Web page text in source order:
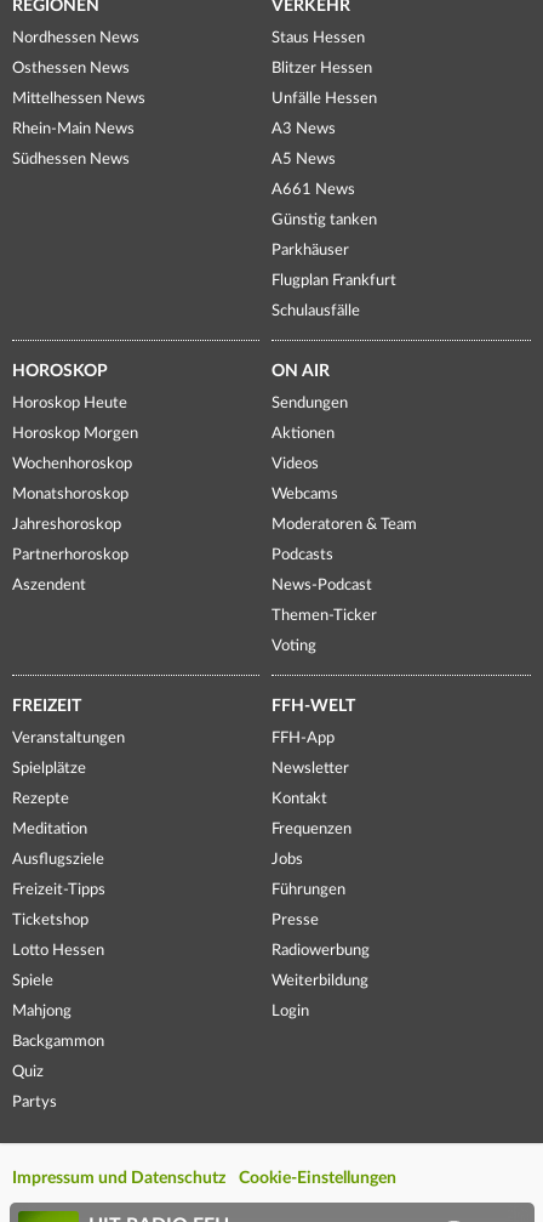
REGIONEN
Nordhessen News
Osthessen News
Mittelhessen News
Rhein-Main News
Südhessen News
VERKEHR
Staus Hessen
Blitzer Hessen
Unfälle Hessen
A3 News
A5 News
A661 News
Günstig tanken
Parkhäuser
Flugplan Frankfurt
Schulausfälle
HOROSKOP
Horoskop Heute
Horoskop Morgen
Wochenhoroskop
Monatshoroskop
Jahreshoroskop
Partnerhoroskop
Aszendent
ON AIR
Sendungen
Aktionen
Videos
Webcams
Moderatoren & Team
Podcasts
News-Podcast
Themen-Ticker
Voting
FREIZEIT
Veranstaltungen
Spielplätze
Rezepte
Meditation
Ausflugsziele
Freizeit-Tipps
Ticketshop
Lotto Hessen
Spiele
Mahjong
Backgammon
Quiz
Partys
FFH-WELT
FFH-App
Newsletter
Kontakt
Frequenzen
Jobs
Führungen
Presse
Radiowerbung
Weiterbildung
Login
Impressum und Datenschutz Cookie-Einstellungen